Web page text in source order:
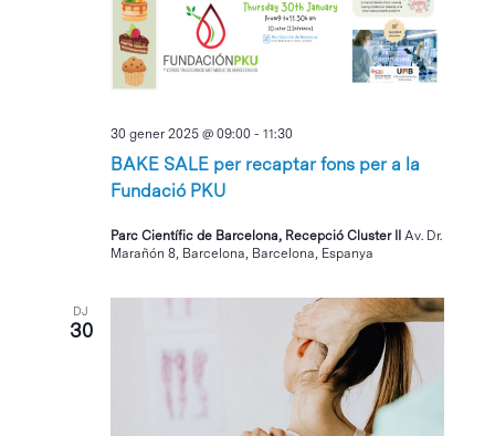
BAKE SALE per recaptar fons per a la
Fundació PKU
30 gener 2025 @ 09:00 -11:30
Parc Científic de Barcelona, Recepció Cluster IIAv. Dr.
Marañón 8, Barcelona, Barcelona, Espanya
DJ
30